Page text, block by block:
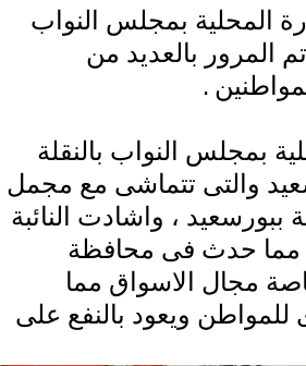
المحلية بمجلس النواب
المرور بالعديد من
.
بمجلس النواب بالنقلة
والتى تتماشى مع مجمل
، واشادت النائبة
مما حدث فى محافظة
مجال الاسواق مما
للمواطن ويعود بالنفع على